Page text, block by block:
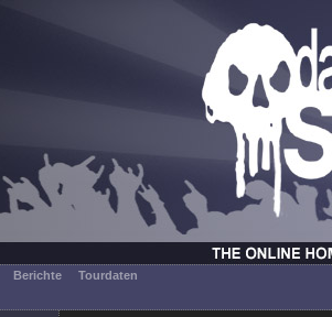
Berichte Tourdaten